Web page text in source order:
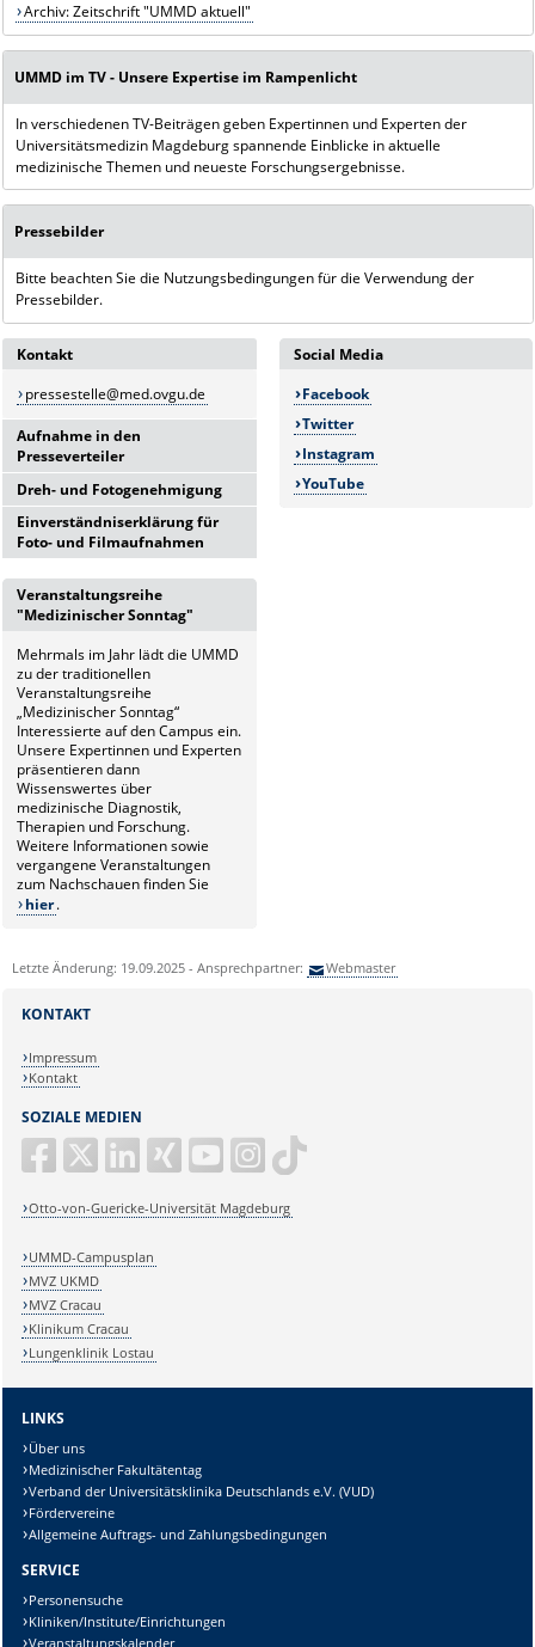
Archiv: Zeitschrift "UMMD aktuell"
UMMD im TV - Unsere Expertise im Rampenlicht
In verschiedenen TV-Beiträgen geben Expertinnen und Experten der
Universitätsmedizin Magdeburg spannende Einblicke in aktuelle
medizinische Themen und neueste Forschungsergebnisse.
Pressebilder
Bitte beachten Sie die Nutzungsbedingungen für die Verwendung der
Pressebilder.
Kontakt
pressestelle@med.ovgu.de
Aufnahme in den
Presseverteiler
Über dieses Formularkönnen
Sie sich in den Presseverteiler
der Universitätsmedizin
Magdeburg aufnehmen lassen.
Dreh- und Fotogenehmigung
Bitte senden Sie Ihren Antrag
auf Dreh- und
vor dem Termin an
pressestelle@med.ovgu.de
Einverständniserklärung für
Foto- und Filmaufnahmen
Hier finden Sie die
Einverständniserklärung für
Foto- und Filmaufnahmen
Social Media
Facebook
Twitter
Instagram
YouTube
Veranstaltungsreihe
"Medizinischer Sonntag"
Mehrmals im Jahr lädt die UMMD
zu der traditionellen
Veranstaltungsreihe
„Medizinischer Sonntag“
Interessierte auf den Campus ein.
Unsere Expertinnen und Experten
präsentieren dann
Wissenswertes über
medizinische Diagnostik,
Therapien und Forschung.
Weitere Informationen sowie
vergangene Veranstaltungen
zum Nachschauen finden Sie
hier.
Letzte Änderung: 19.09.2025 - Ansprechpartner: Webmaster
SOZIALE MEDIEN
Otto-von-Guericke-Universität Magdeburg
KONTAKT
Impressum
Kontakt
UMMD-Campusplan
MVZ UKMD
MVZ Cracau
Klinikum Cracau
Lungenklinik Lostau
LINKS
Über uns
Medizinischer Fakultätentag
Verband der Universitätsklinika Deutschlands e.V. (VUD)
Fördervereine
Allgemeine Auftrags- und Zahlungsbedingungen
SERVICE
Personensuche
Kliniken/Institute/Einrichtungen
Veranstaltungskalender